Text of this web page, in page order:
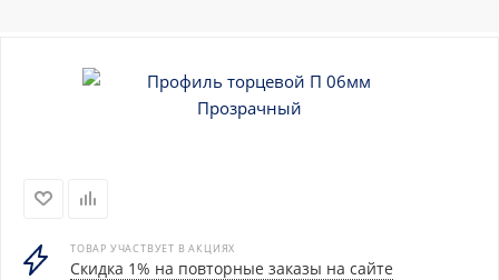
ТОВАР УЧАСТВУЕТ В АКЦИЯХ
Скидка 1% на повторные заказы на сайте